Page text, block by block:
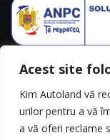
Acest site
Kim Autoland vă
urilor pentru a vă
a vă oferi reclame